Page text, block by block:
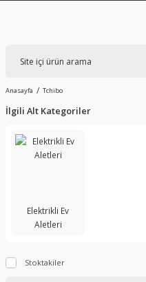
Anasayfa Tchibo
İlgili Alt Kategoriler
Elektrikli Ev
Aletleri
Stoktakiler